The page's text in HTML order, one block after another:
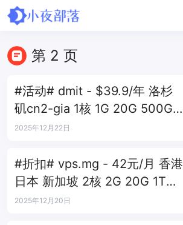
第 2 页
#活动# dmit - $39.9/年 洛杉
矶cn2-gia 1核 1G 20G 500G
500M
2025年12月22日
#折扣# vps.mg - 42元/月 香港
日本 新加坡 2核 2G 20G 1T
100M
2025年12月20日